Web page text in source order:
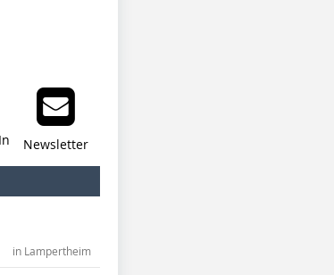
Newsletter
in Lampertheim